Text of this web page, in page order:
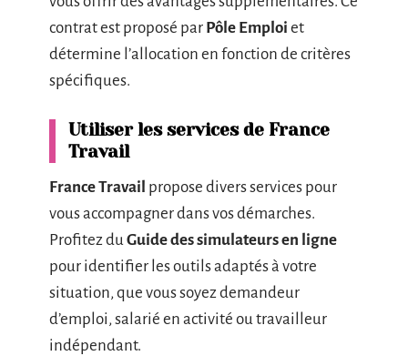
contrat est proposé par Pôle Emploi et
détermine l’allocation en fonction de critères
spécifiques.
Utiliser les services de France
Travail
France Travail propose divers services pour
vous accompagner dans vos démarches.
Profitez du Guide des simulateurs en ligne
pour identifier les outils adaptés à votre
situation, que vous soyez demandeur
d’emploi, salarié en activité ou travailleur
indépendant.